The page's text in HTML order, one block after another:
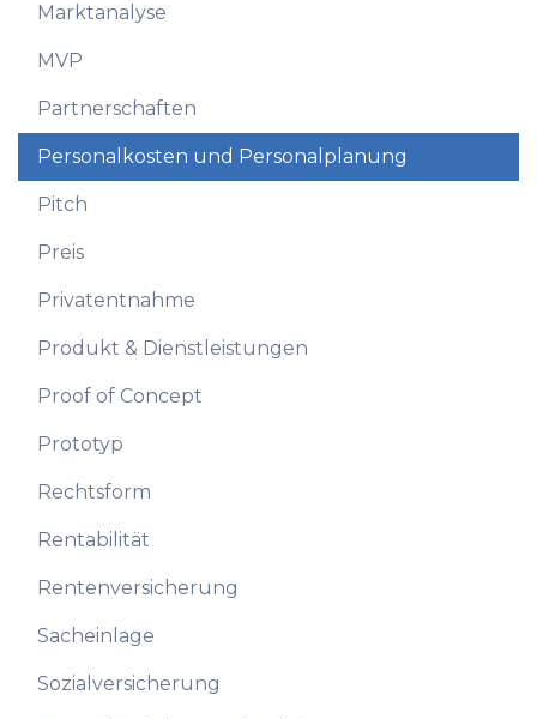
Marktanalyse
MVP
Partnerschaften
Personalkosten und Personalplanung
Pitch
Preis
Privatentnahme
Produkt & Dienstleistungen
Proof of Concept
Prototyp
Rechtsform
Rentabilität
Rentenversicherung
Sacheinlage
Sozialversicherung